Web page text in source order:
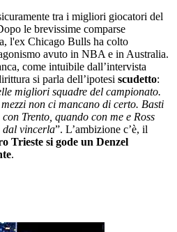
tra i migliori giocatori del
le brevissime comparse
l'ex Chicago Bulls ha colto
avuto in NBA e in Australia.
come intuibile dall’intervista
si parla dell’ipotesi scudetto:
migliori squadre del campionato.
non ci mancano di certo. Basti
Trento, quando con me e Ross
dal vincerla”. L’ambizione c’è, il
Trieste si gode un Denzel
.